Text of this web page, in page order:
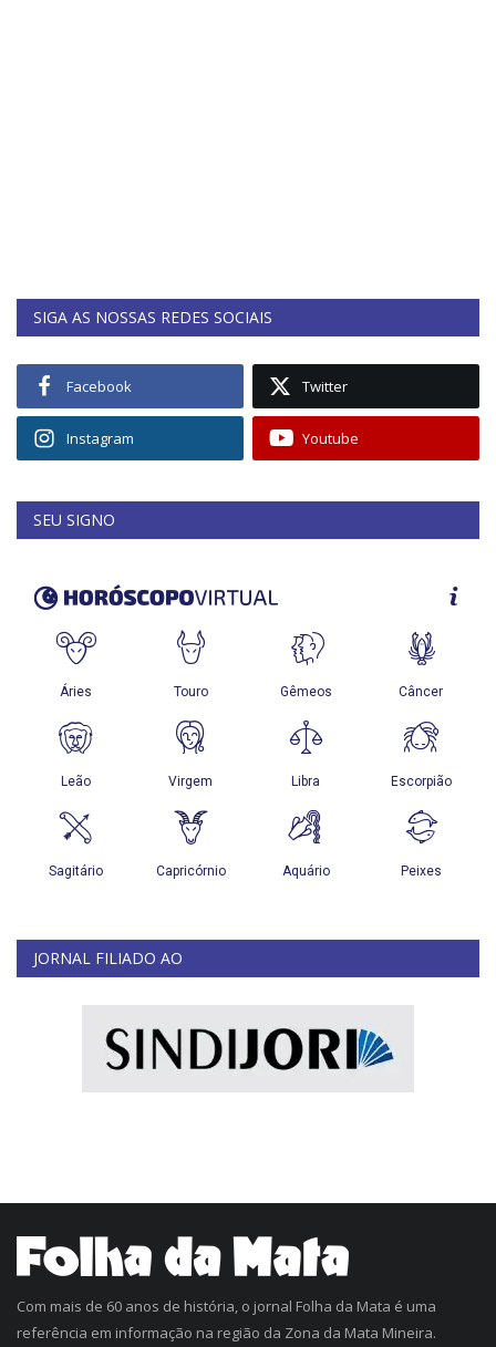
SIGA AS NOSSAS REDES SOCIAIS
Facebook Twitter
Instagram Youtube
SEU SIGNO
JORNAL FILIADO AO
Com mais de 60 anos de história, o jornal Folha da Mata é uma
referência em informação na região da Zona da Mata Mineira.